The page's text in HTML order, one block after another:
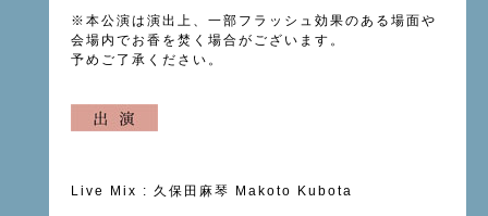
※ 本公演は演出上、一部フラッシュ効果のある場面や
会場内でお香を焚く場合がございます。
予めご了承ください。
Live Mix : 久保田麻琴 Makoto Kubota